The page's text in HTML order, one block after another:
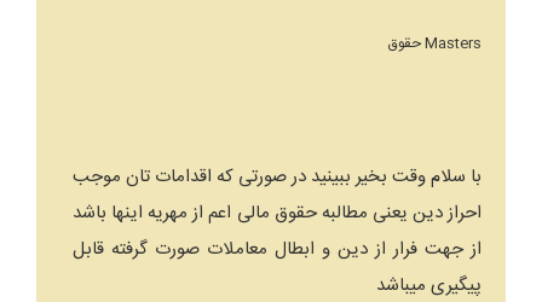
Masters حقوق
با سلام وقت بخیر ببینید در صورتی که اقدامات تان موجب
احراز دین یعنی مطالبه حقوق مالی اعم از مهریه اینها باشد
از جهت فرار از دین و ابطال معاملات صورت گرفته قابل
پیگیری میباشد